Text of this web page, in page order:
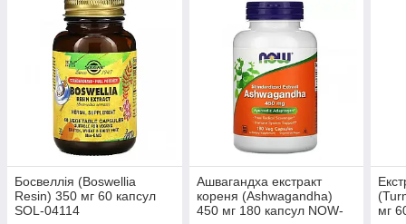
Босвеллія (Boswellia
Resin) 350 мг 60 капсул
SOL-04114
Ашвагандха екстракт
кореня (Ashwagandha)
450 мг 180 капсул NOW-
мг